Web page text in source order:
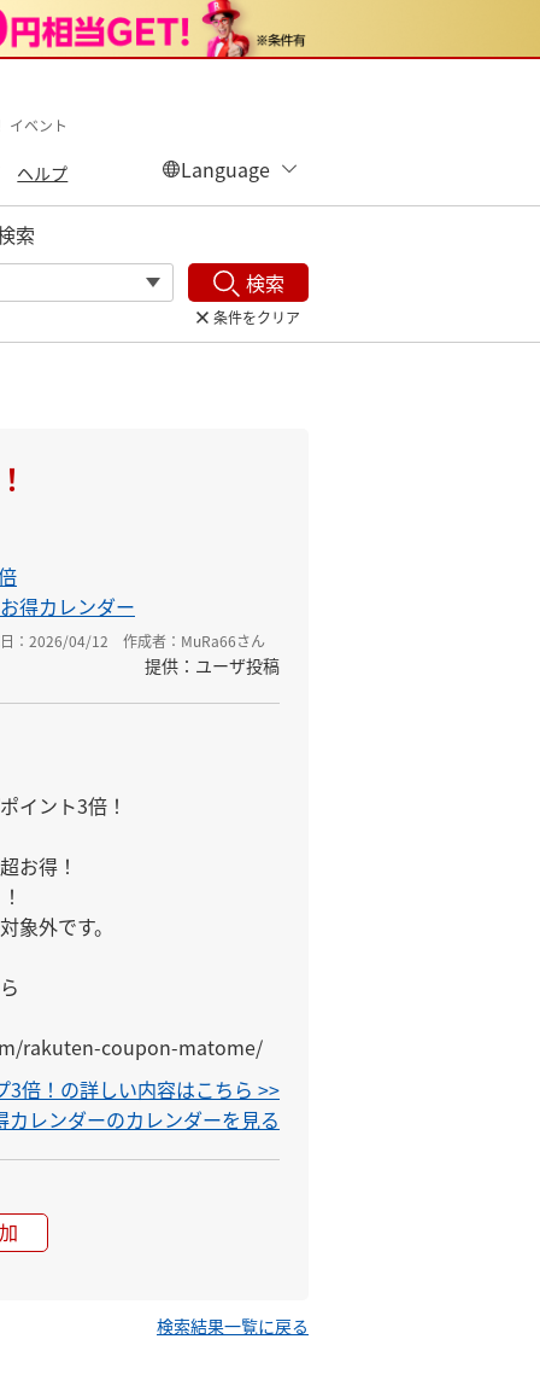
イベント
ヘルプ
索
検索
条件をクリア
得カレンダー
：2026/04/12 作成者：MuRa66さん
提供：ユーザ投稿
イント3倍！
お得！
象外です。
rakuten-coupon-matome/
倍！の詳しい内容はこちら >>
カレンダーのカレンダーを見る
検索結果一覧に戻る